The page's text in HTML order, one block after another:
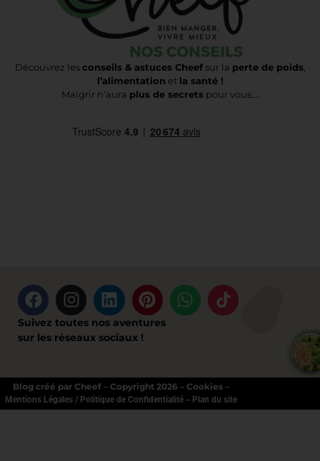
Découvrez lesconseils & astuces Cheefsur la perte de poids,
l’alimentation et la santé !
Maigrir n’aura plus de secretspour vous….
Suivez toutes nos aventures
sur les réseaux sociaux !
Blog créé par Cheef – Copyright 2026 – Cookies –
Mentions Légales / Politique de Confidentialité– Plan du site